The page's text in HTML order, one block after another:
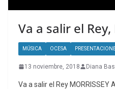
Va a salir el
MÚSICA OCESA
13 noviembre, 2018 Diana
Va a salir el Rey